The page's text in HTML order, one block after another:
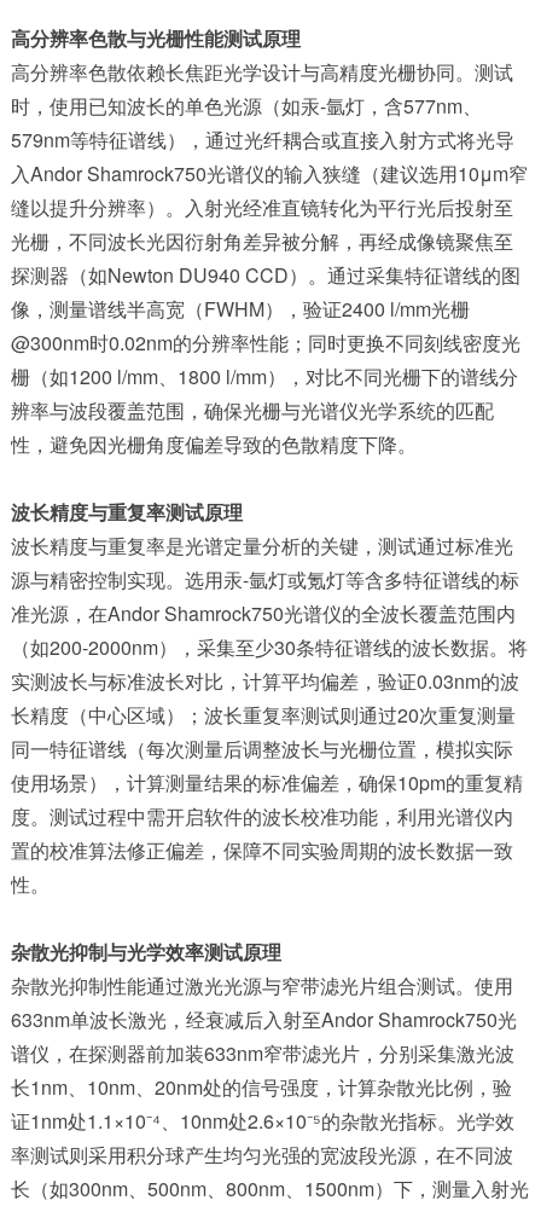
高分辨率色散与光栅性能测试原理
高分辨率色散依赖长焦距光学设计与高精度光栅协同。测试
时，使用已知波长的单色光源（如汞-氩灯，含577nm、
579nm等特征谱线），通过光纤耦合或直接入射方式将光导
入Andor Shamrock750光谱仪的输入狭缝（建议选用10μm窄
缝以提升分辨率）。入射光经准直镜转化为平行光后投射至
光栅，不同波长光因衍射角差异被分解，再经成像镜聚焦至
探测器（如Newton DU940 CCD）。通过采集特征谱线的图
像，测量谱线半高宽（FWHM），验证2400 l/mm光栅
@300nm时0.02nm的分辨率性能；同时更换不同刻线密度光
栅（如1200 l/mm、1800 l/mm），对比不同光栅下的谱线分
辨率与波段覆盖范围，确保光栅与光谱仪光学系统的匹配
性，避免因光栅角度偏差导致的色散精度下降。
波长精度与重复率测试原理
波长精度与重复率是光谱定量分析的关键，测试通过标准光
源与精密控制实现。选用汞-氩灯或氪灯等含多特征谱线的标
准光源，在Andor Shamrock750光谱仪的全波长覆盖范围内
（如200-2000nm），采集至少30条特征谱线的波长数据。将
实测波长与标准波长对比，计算平均偏差，验证0.03nm的波
长精度（中心区域）；波长重复率测试则通过20次重复测量
同一特征谱线（每次测量后调整波长与光栅位置，模拟实际
使用场景），计算测量结果的标准偏差，确保10pm的重复精
度。测试过程中需开启软件的波长校准功能，利用光谱仪内
置的校准算法修正偏差，保障不同实验周期的波长数据一致
性。
杂散光抑制与光学效率测试原理
杂散光抑制性能通过激光光源与窄带滤光片组合测试。使用
633nm单波长激光，经衰减后入射至Andor Shamrock750光
谱仪，在探测器前加装633nm窄带滤光片，分别采集激光波
长1nm、10nm、20nm处的信号强度，计算杂散光比例，验
证1nm处1.1×10⁻⁴、10nm处2.6×10⁻⁵的杂散光指标。光学效
率测试则采用积分球产生均匀光强的宽波段光源，在不同波
长（如300nm、500nm、800nm、1500nm）下，测量入射光